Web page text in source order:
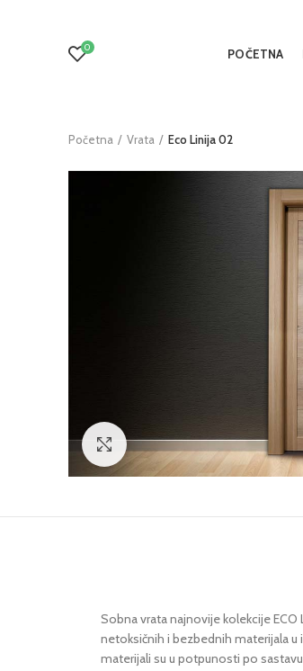
0 POČETNA
Početna Vrata Eco Linija 02
Click to enlarge
Sobna vrata najnovije kolekcije
netoksičnih i bezbednih materijala u
materijali su u potpunosti po